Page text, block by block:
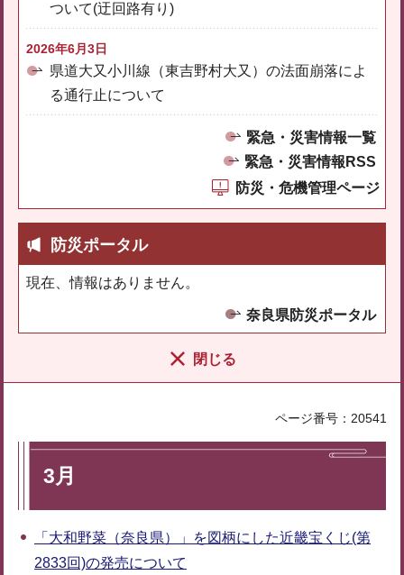
ついて(迂回路有り)
2026年6月3日
県道大又小川線（東吉野村大又）の法面崩落によ
る通行止について
緊急・災害情報一覧
緊急・災害情報RSS
防災・危機管理ページ
防災ポータル
現在、情報はありません。
奈良県防災ポータル
閉じる
ページ番号：20541
3月
「大和野菜（奈良県）」を図柄にした近畿宝くじ(第
2833回)の発売について